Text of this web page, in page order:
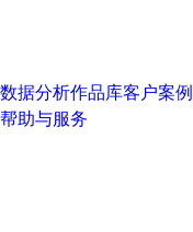
数据分析作品库客户案例
帮助与服务